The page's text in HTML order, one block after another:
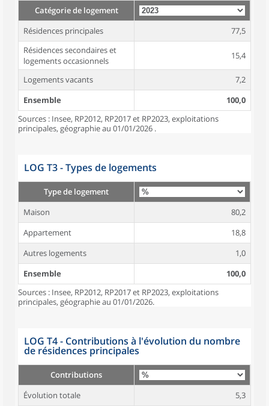
Catégorie de logement
Résidences principales
77,5
Résidences secondaires et
logements occasionnels
15,4
Logements vacants
7,2
Ensemble
100,0
Sources : Insee, RP2012, RP2017 et RP2023, exploitations
principales, géographie au 01/01/2026 .
LOG T3 - Types de logements
Type de logement
Maison
80,2
Appartement
18,8
Autres logements
1,0
Ensemble
100,0
Sources : Insee, RP2012, RP2017 et RP2023, exploitations
principales, géographie au 01/01/2026.
LOG T4 - Contributions à l'évolution du nombre
de résidences principales
Contributions
Évolution totale
5,3